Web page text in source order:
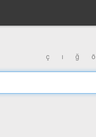
ç ı ğ ö